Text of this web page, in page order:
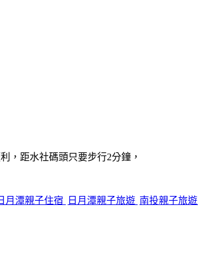
，距水社碼頭只要步行2分鐘，
月潭親子住宿 日月潭親子旅遊 南投親子旅遊